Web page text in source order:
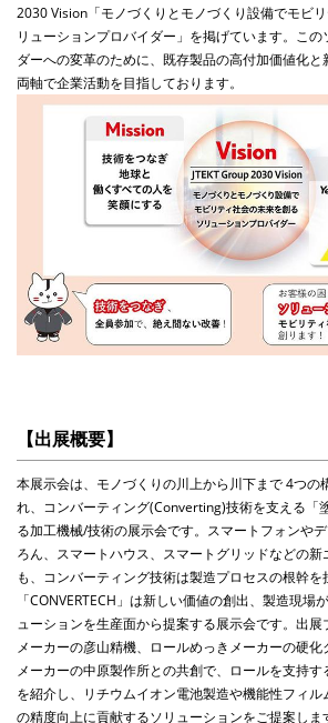
2030 Vision 「モノづくりとモノづくり設備でモビ
リューションプロバイダー」を掲げています。この
ダーへの変革のために、既存製品の高付加価値化
両軸で企業活動を目指しております。
【出展概要】
本展⽰会は、モノづくりの川上から川下まで4つの
れ、コンバーティング(Converting)技術を⽀える「
る加⼯機械/技術の展⽰会です。スマートフォンや
ろん、スマートハウス、スマートグリッドなどの
も、コンバーティング技術は製造プロセスの根幹を
「CONVERTECH 」は新しい価値の創出、製造現場
ューションを生産面から提案する展⽰会です。 出展
メーカーの彦⼭精機、ロールめっきメーカーの硬
メーカーの中原製作所との共創で、ロールを⽀持
を紹介し、リチウムイオン電池製造や機能性フィ
の精度向上に貢献するソリューションをご提案しま